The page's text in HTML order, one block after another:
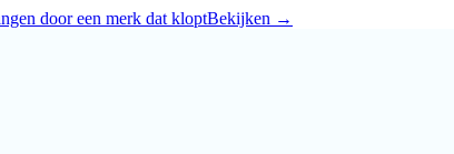
door een merk dat kloptBekijken →